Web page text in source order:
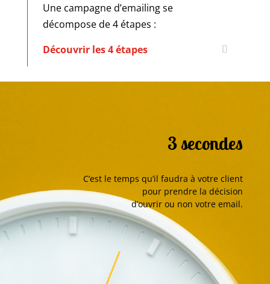
Une campagne d’emailing se
décompose de 4 étapes :
Découvrir les 4 étapes
3 secondes
C’est le temps qu’il faudra à votre client
pour prendre la décision
d’ouvrir ou non votre email.